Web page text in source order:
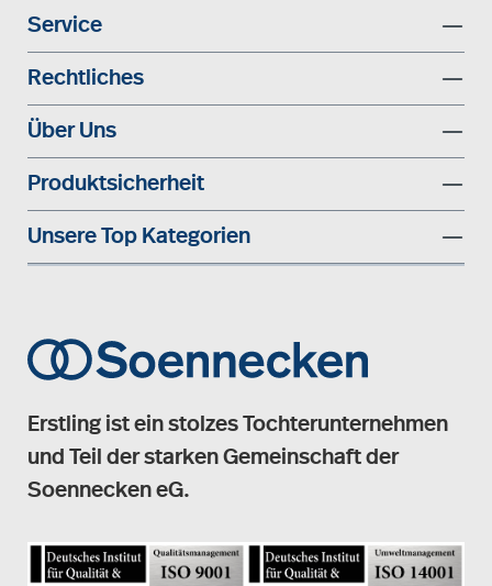
Service
Rechtliches
Über Uns
Produktsicherheit
Unsere Top Kategorien
Erstling ist ein stolzes Tochterunternehmen
und Teil der starken Gemeinschaft der
Soennecken eG.